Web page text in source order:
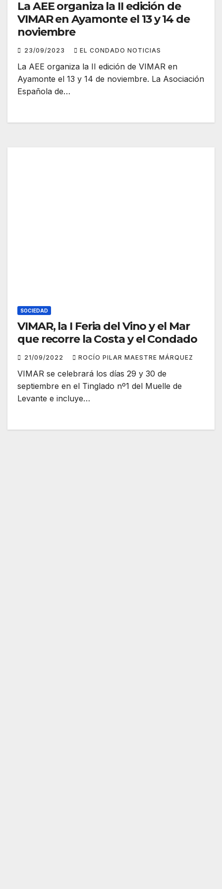
La AEE organiza la II edición de
VIMAR en Ayamonte el 13 y 14 de
noviembre
23/09/2023 EL CONDADO NOTICIAS
La AEE organiza la II edición de VIMAR en
Ayamonte el 13 y 14 de noviembre. La Asociación
Española de…
SOCIEDAD
VIMAR, la I Feria del Vino y el Mar
que recorre la Costa y el Condado
21/09/2022 ROCÍO PILAR MAESTRE MÁRQUEZ
VIMAR se celebrará los días 29 y 30 de
septiembre en el Tinglado nº1 del Muelle de
Levante e incluye…